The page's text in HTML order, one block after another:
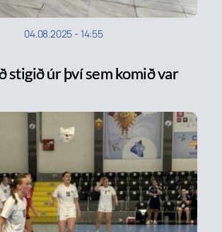
04.08.2025 - 14:55
stigið úr því sem komið var